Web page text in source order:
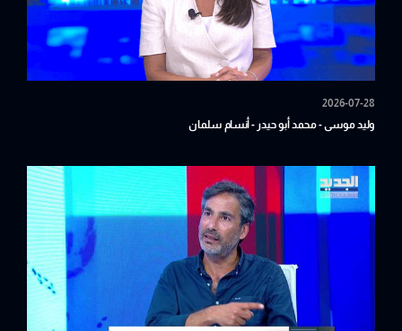
2026-07-28
وليد موسى - محمد أبو حيدر - أنسام سلمان